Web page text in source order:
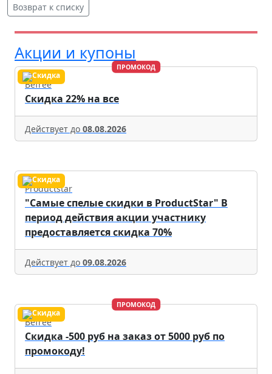
Возврат к списку
Акции и купоны
ПРОМОКОД
Befree
Скидка 22% на все
Действует до 08.08.2026
Productstar
"Самые спелые скидки в ProductStar" В
период действия акции участнику
предоставляется скидка 70%
Действует до 09.08.2026
ПРОМОКОД
Befree
Скидка -500 руб на заказ от 5000 руб по
промокоду!